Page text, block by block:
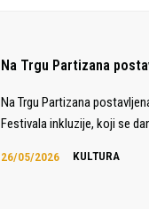
Na Trgu Partizana
Na Trgu Partizana
Festivala inkluzije, koji se
26/05/2026 KULTURA